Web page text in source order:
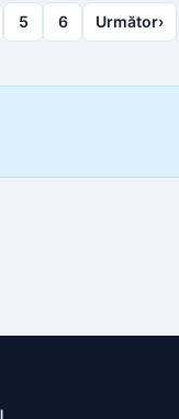
5 6 Următor›